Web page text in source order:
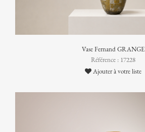
Vase Fernand GRANGE
Référence : 17228
Ajouter à votre liste